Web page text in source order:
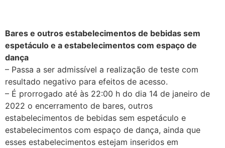
Bares e outros estabelecimentos de bebidas sem
espetáculo e a estabelecimentos com espaço de
dança
– Passa a ser admissível a realização de teste com
resultado negativo para efeitos de acesso.
– É prorrogado até às 22:00 h do dia 14 de janeiro de
2022 o encerramento de bares, outros
estabelecimentos de bebidas sem espetáculo e
estabelecimentos com espaço de dança, ainda que
esses estabelecimentos estejam inseridos em